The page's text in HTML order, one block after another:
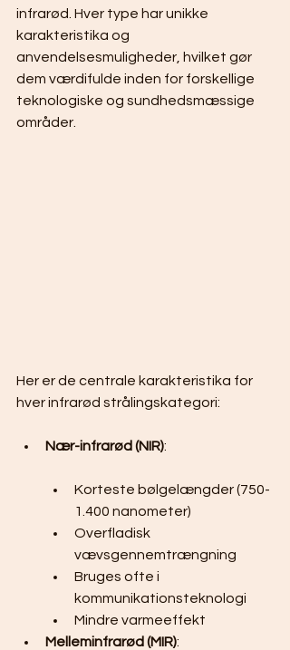
infrarød. Hver type har unikke
karakteristika og
anvendelsesmuligheder, hvilket gør
dem værdifulde inden for forskellige
teknologiske og sundhedsmæssige
områder.
Her er de centrale karakteristika for
hver infrarød strålingskategori:
Nær-infrarød (NIR):
Korteste bølgelængder (750-
1.400 nanometer)
Overfladisk
vævsgennemtrængning
Bruges ofte i
kommunikationsteknologi
Mindre varmeeffekt
Melleminfrarød (MIR):